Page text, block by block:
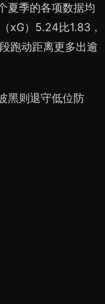
夏季的各项数据均
xG）5.24比1.83，
跑动距离更多出逾
黑则退守低位防